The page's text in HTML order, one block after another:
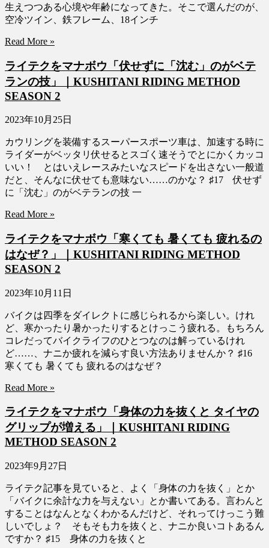
生えつつある心境や年齢になってきた。そこで選んだのが、
空冷ツイン、鉄フレーム、18インチ
Read More »
ライテクをマナボウ「伏せずに「沈む」のがベテ
ランの技」｜KUSHITANI RIDING METHOD
SEASON 2
2023年10月25日
カウリングを装備するスーパースポーツ車は、加速する時に
ライダーがベッタリ伏せるとスゴく速そうでとにかくカッコ
いい！ とはいえレースみたいなスピードを出さない一般道
だと、そんなに伏せても意味ない……のかな？ ♯17 伏せず
に「沈む」のがベテランの技 一
Read More »
ライテクをマナボウ「寒くても 暑くても 疲れるの
はなぜ？」｜KUSHITANI RIDING METHOD
SEASON 2
2023年10月11日
バイクは四季をダイレクトに感じられるから楽しい。けれ
ど、寒かったり暑かったりするとけっこう疲れる。もちろん
コレだってバイクライフのひとつなのは解っているけれ
ど……、ナニか疲れを減らす良い方法ありませんか？ ♯16
寒くても 暑くても 疲れるのはなぜ？
Read More »
ライテクをマナボウ「身体の力を抜くと タイヤの
グリップが増える」｜KUSHITANI RIDING
METHOD SEASON 2
2023年9月27日
ライテク記事を見ていると、よく「身体の力を抜く」とか
「バイクに余計な力を与えない」とか書いてある。言わんと
することはなんとなくわかるんだけど、それってけっこう難
しいでしょ？ そもそも力を抜くと、ナニか良いコトあるん
ですか？ ♯15 身体の力を抜くと